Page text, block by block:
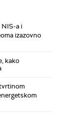
a i
izazovno
kako